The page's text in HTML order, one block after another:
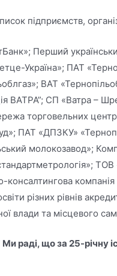
підприємств,
Перший
Україна»; ПАТ
ВАТ
ВАТРА”; СП «Ватра –
торговельних
ПАТ «ДПЗКУ»
молокозавод»;
консалтингова
різних рівнів
влади та місцевого
раді, що за 25-річну